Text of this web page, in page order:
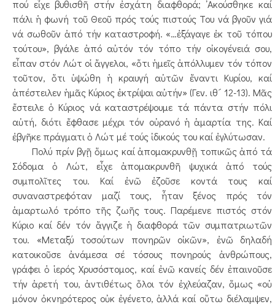
πού εἶχε βυθισθῆ στήν ἐσχάτη διαφθορά; ᾿Ακούσθηκε καί
πάλι ἡ φωνή τοῦ Θεοῦ πρός τούς πιστούς Του νά βγοῦν γιά
νά σωθοῦν ἀπό τήν καταστροφή. «…ἐξάγαγε ἐκ τοῦ τόπου
τούτου», βγάλε ἀπό αὐτόν τόν τόπο τήν οἰκογένειά σου,
εἶπαν στόν Λώτ οἱ ἄγγελοι, «ὅτι ἡμεῖς ἀπόλλυμεν τόν τόπον
τοῦτον, ὅτι ὑψώθη ἡ κραυγή αὐτῶν ἔναντι Κυρίου, καί
ἀπέστειλεν ἡμᾶς Κύριος ἐκτρίψαι αὐτήν» (Γεν. ιθ´ 12-13). Μᾶς
ἔστειλε ὁ Κύριος νά καταστρέψουμε τά πάντα στήν πόλι
αὐτή, διότι ἔφθασε μέχρι τόν οὐρανό ἡ ἁμαρτία της. Καί
ἐβγῆκε πράγματι ὁ Λώτ μέ τούς ἰδικούς του καί ἐγλύτωσαν.
Πολύ πρίν βγῇ ὅμως καί ἀπομακρυνθῇ τοπικῶς ἀπό τά
Σόδομα ὁ Λώτ, εἶχε ἀπομακρυνθῆ ψυχικά ἀπό τούς
συμπολῖτες του. Καί ἐνῶ ἐζοῦσε κοντά τους καί
συναναστρεφόταν μαζί τους, ἦταν ξένος πρός τόν
ἁμαρτωλό τρόπο τῆς ζωῆς τους. Παρέμενε πιστός στόν
Κύριο καί δέν τόν ἄγγιζε ἡ διαφθορά τῶν συμπατριωτῶν
του. «Μεταξύ τοσούτων πονηρῶν οἰκῶν», ἐνῶ δηλαδή
κατοικοῦσε ἀνάμεσα σέ τόσους πονηρούς ἀνθρώπους,
γράφει ὁ ἱερός Χρυσόστομος, καί ἐνῶ κανείς δέν ἐπαινοῦσε
τήν ἀρετή του, ἀντιθέτως ὅλοι τόν ἐχλεύαζαν, ὅμως «οὐ
μόνον ὀκνηρότερος οὐκ ἐγένετο, ἀλλά καί οὕτω διέλαμψεν,